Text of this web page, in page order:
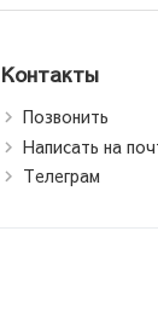
Контакты
Позвонить
Написать на
Телеграм